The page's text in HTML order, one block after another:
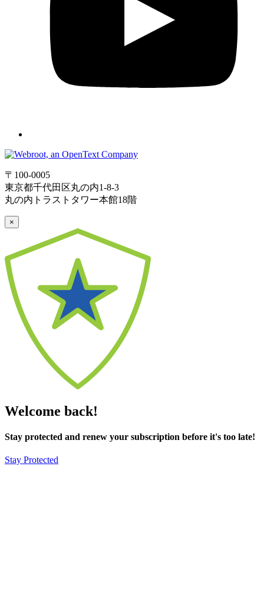
〒100-0005
東京都千代田区丸の内1-8-3
丸の内トラストタワー本館18階
×
Welcome back!
Stay protected and renew your subscription before it's too late!
Stay Protected